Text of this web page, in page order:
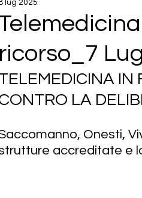
ricorso_7 Lug
lug 2025
IN
LA
Onesti,
accreditate e